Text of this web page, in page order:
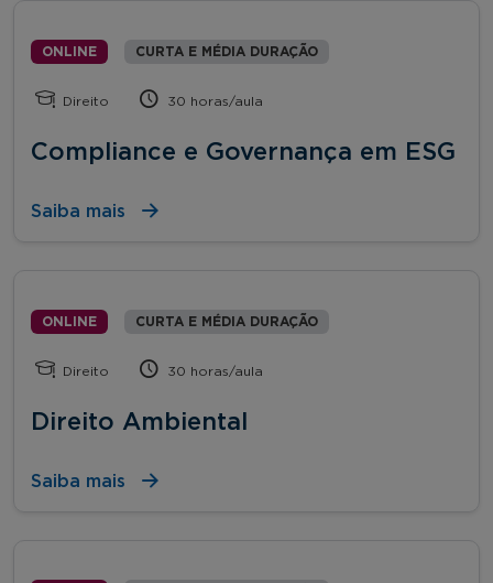
ONLINE CURTA E MÉDIA DURAÇÃO
Direito 30 horas/aula
Compliance e Governança em ESG
Saiba mais
ONLINE CURTA E MÉDIA DURAÇÃO
Direito 30 horas/aula
Direito Ambiental
Saiba mais